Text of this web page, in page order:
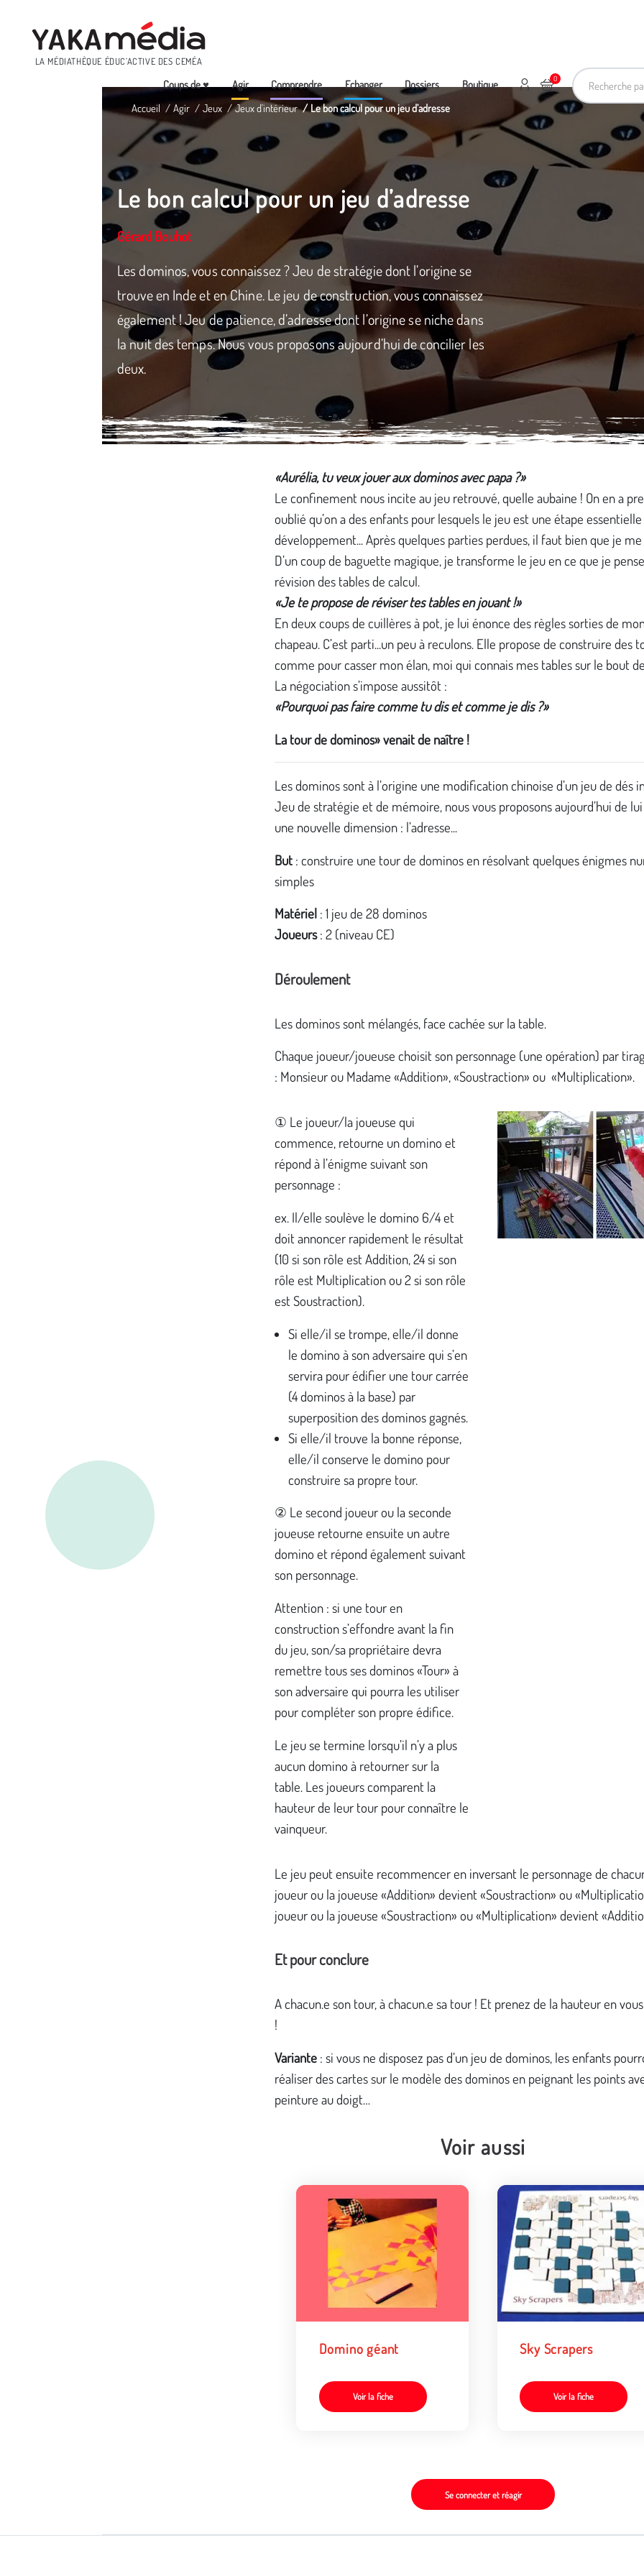
LA MÉDIATHÈQUE ÉDUC’ACTIVE DES CEMÉA
Recherche
Menu
Coups de ♥ Agir Comprendre Echanger Dossiers Boutique 0
Ajouter au panier
Mon compte
Accueil Agir Jeux Jeux d'intérieur Le bon calcul pour un jeu d’adresse
Le bon calcul pour un jeu d’adresse
Gérard Bouhot
Les dominos, vous connaissez ? Jeu de stratégie dont l’origine se
trouve en Inde et en Chine. Le jeu de construction, vous connaissez
également ! Jeu de patience, d’adresse dont l’origine se niche dans
la nuit des temps. Nous vous proposons aujourd’hui de concilier les
deux.
«Aurélia, tu veux jouer aux dominos avec papa ?»
Le confinement nous incite au jeu retrouvé, quelle aubaine ! On en a
oublié qu’on a des enfants pour lesquels le jeu est une étape
développement... Après quelques parties perdues, il faut bien que je
D’un coup de baguette magique, je transforme le jeu en ce que je
révision des tables de calcul.
«Je te propose de réviser tes tables en jouant !»
En deux coups de cuillères à pot, je lui énonce des règles sorties de
chapeau. C’est parti...un peu à reculons. Elle propose de construire des
comme pour casser mon élan, moi qui connais mes tables sur le bout
La négociation s’impose aussitôt :
«Pourquoi pas faire comme tu dis et comme je dis ?»
La tour de dominos» venait de naître !
Les dominos sont à l’origine une modification chinoise d’un jeu de dés
Jeu de stratégie et de mémoire, nous vous proposons aujourd’hui de
une nouvelle dimension : l’adresse...
But : construire une tour de dominos en résolvant quelques énigmes
simples
Matériel : 1 jeu de 28 dominos
Joueurs: 2 (niveau CE)
Déroulement
Les dominos sont mélangés, face cachée sur la table.
Chaque joueur/joueuse choisit son personnage (une opération) par
: Monsieur ou Madame «Addition», «Soustraction» ou «Multiplication».
① Le joueur/la joueuse qui
commence, retourne un domino et
répond à l’énigme suivant son
personnage :
ex. Il/elle soulève le domino 6/4 et
doit annoncer rapidement le résultat
(10 si son rôle est Addition, 24 si son
rôle est Multiplication ou 2 si son rôle
est Soustraction).
Si elle/il se trompe, elle/il donne
le domino à son adversaire qui s’en
servira pour édifier une tour carrée
(4 dominos à la base) par
superposition des dominos gagnés.
Si elle/il trouve la bonne réponse,
elle/il conserve le domino pour
construire sa propre tour.
② Le second joueur ou la seconde
joueuse retourne ensuite un autre
domino et répond également suivant
son personnage.
Attention : si une tour en
construction s’effondre avant la fin
du jeu, son/sa propriétaire devra
remettre tous ses dominos «Tour» à
son adversaire qui pourra les utiliser
pour compléter son propre édifice.
Le jeu se termine lorsqu’il n’y a plus
aucun domino à retourner sur la
table. Les joueurs comparent la
hauteur de leur tour pour connaître le
vainqueur.
Le jeu peut ensuite recommencer en inversant le personnage de
joueur ou la joueuse «Addition» devient «Soustraction» ou
joueur ou la joueuse «Soustraction» ou «Multiplication» devient
Et pour conclure
A chacun.e son tour, à chacun.e sa tour ! Et prenez de la hauteur en
!
Variante : si vous ne disposez pas d’un jeu de dominos, les enfants
réaliser des cartes sur le modèle des dominos en peignant les points
peinture au doigt…
Voir aussi
Domino géant
Voir la fiche
Sky Scrapers
Voir la fiche
Se connecter et réagir